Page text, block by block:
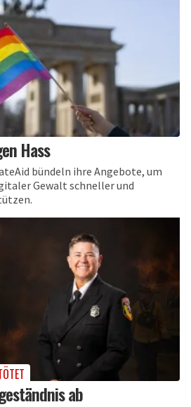
Hass
bündeln ihre Angebote, um
Gewalt schneller und
ab